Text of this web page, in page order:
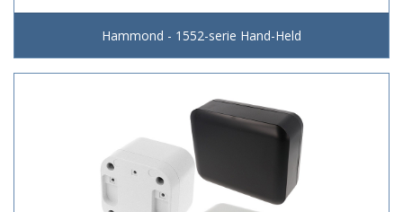
Hammond - 1552-serie Hand-Held